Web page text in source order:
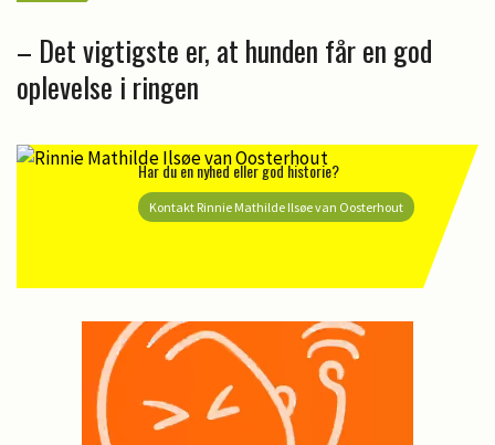
– Det vigtigste er, at hunden får en god
oplevelse i ringen
Har du en nyhed eller god historie?
Kontakt Rinnie Mathilde Ilsøe van Oosterhout